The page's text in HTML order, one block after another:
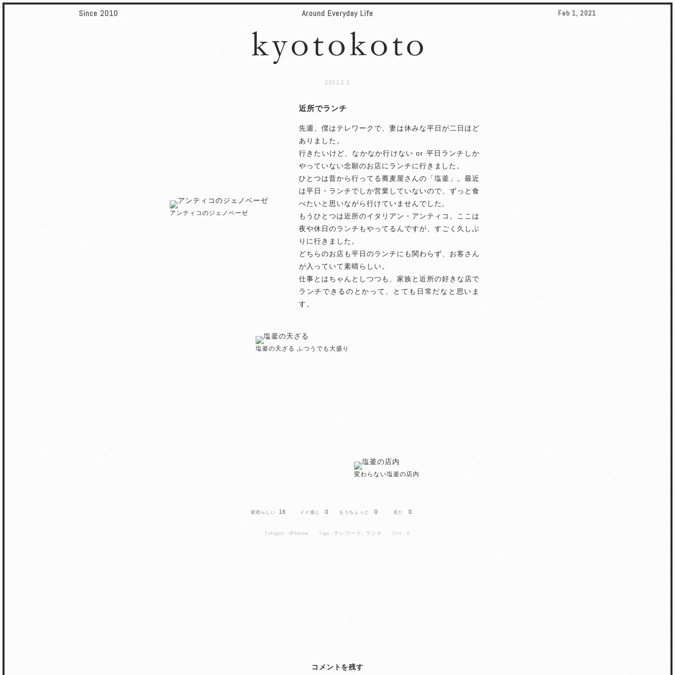
Since 2010 Around Everyday Life Feb 1, 2021
2021.2.1
アンティコのジェノベーゼ
近所でランチ
先週、僕はテレワークで、妻は休みな平日が二日ほど
ありました。
行きたいけど、なかなか行けない or 平日ランチしか
やっていない念願のお店にランチに行きました。
ひとつは昔から行ってる蕎麦屋さんの「塩釜」。最近
は平日・ランチでしか営業していないので、ずっと食
べたいと思いながら行けていませんでした。
もうひとつは近所のイタリアン・アンティコ。ここは
夜や休日のランチもやってるんですが、すごく久しぶ
りに行きました。
どちらのお店も平日のランチにも関わらず、お客さん
が入っていて素晴らしい。
仕事とはちゃんとしつつも、家族と近所の好きな店で
ランチできるのとかって、とても日常だなと思いま
す。
塩釜の天ざる ふつうでも大盛り
変わらない塩釜の店内
16 0 0 0
Category : iPhone Tags : テレワーク ランチ Cmt : 0
コメントを残す